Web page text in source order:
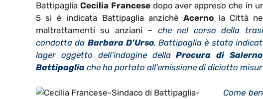
Battipaglia Cecilia Francesedopo aver appreso che in
5 si è indicata Battipaglia anzichèAcerno la Città
maltrattamenti su anziani – che nel corso della
condotta da Barbara D’Urso, Battipaglia è stata
lager oggetto dell’indagine dellaProcura di Salerno
Battipaglia che ha portato all’emissione di diciotto
Come